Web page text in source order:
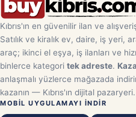
Kıbrıs'ın en güvenilir ilan ve
Satılık ve kiralık ev, daire, iş yeri,
araç; ikinci el eşya, iş ilanları ve
binlerce kategori tek adreste.
anlaşmalı yüzlerce mağazada
kazanın — Kıbrıs'ın dijital pazaryeri.
MOBIL UYGULAMAYI INDIR